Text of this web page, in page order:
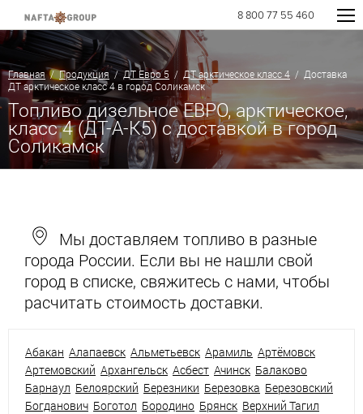
8 800 77 55 460
Главная/Продукция/ДТ Евро 5 / ДТ арктическое класс 4 / Доставка
ДТ арктическое класс 4 в город Соликамск
Топливо дизельное ЕВРО, арктическое,
класс 4 (ДТ-А-К5) с доставкой в город
Соликамск
Мы доставляем топливо в разные
города России. Если вы не нашли свой
город в списке, свяжитесь с нами, чтобы
расчитать стоимость доставки.
Абакан Алапаевск Альметьевск Арамиль Артёмовск
Артемовский Архангельск Асбест Ачинск Балаково
Барнаул Белоярский Березники Березовка Березовский
Богданович Боготол Бородино Брянск Верхний Тагил